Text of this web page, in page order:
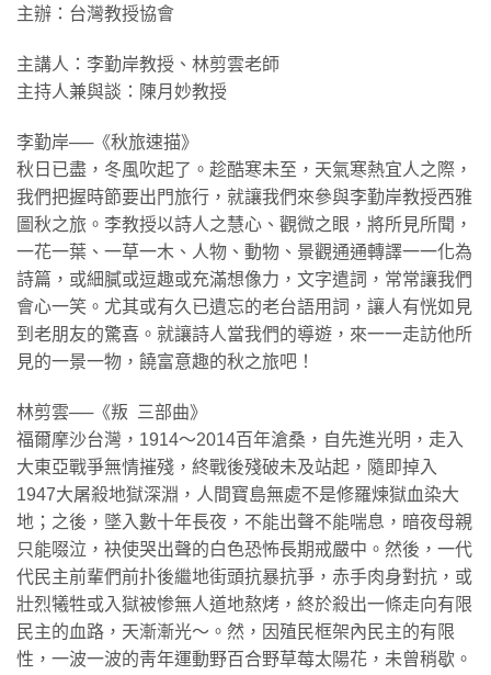
主辦：台灣教授協會
主講人：李勤岸教授、林剪雲老師
主持人兼與談：陳月妙教授
李勤岸──《秋旅速描》
秋日已盡，冬風吹起了。趁酷寒未至，天氣寒熱宜人之際，
我們把握時節要出門旅行，就讓我們來參與李勤岸教授西雅
圖秋之旅。李教授以詩人之慧心、觀微之眼，將所見所聞，
一花一葉、一草一木、人物、動物、景觀通通轉譯一一化為
詩篇，或細膩或逗趣或充滿想像力，文字遣詞，常常讓我們
會心一笑。尤其或有久已遺忘的老台語用詞，讓人有恍如見
到老朋友的驚喜。就讓詩人當我們的導遊，來一一走訪他所
見的一景一物，饒富意趣的秋之旅吧！
林剪雲──《叛 三部曲》
福爾摩沙台灣，1914～2014百年滄桑，自先進光明，走入
大東亞戰爭無情摧殘，終戰後殘破未及站起，隨即掉入
1947大屠殺地獄深淵，人間寶島無處不是修羅煉獄血染大
地；之後，墜入數十年長夜，不能出聲不能喘息，暗夜母親
只能啜泣，袂使哭出聲的白色恐怖長期戒嚴中。然後，一代
代民主前輩們前扑後繼地街頭抗暴抗爭，赤手肉身對抗，或
壯烈犧牲或入獄被惨無人道地熬烤，終於殺出一條走向有限
民主的血路，天漸漸光～。然，因殖民框架內民主的有限
性，一波一波的靑年運動野百合野草莓太陽花，未曾稍歇。